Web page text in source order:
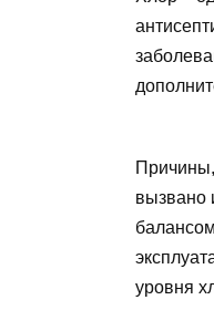
вызвано
уровня